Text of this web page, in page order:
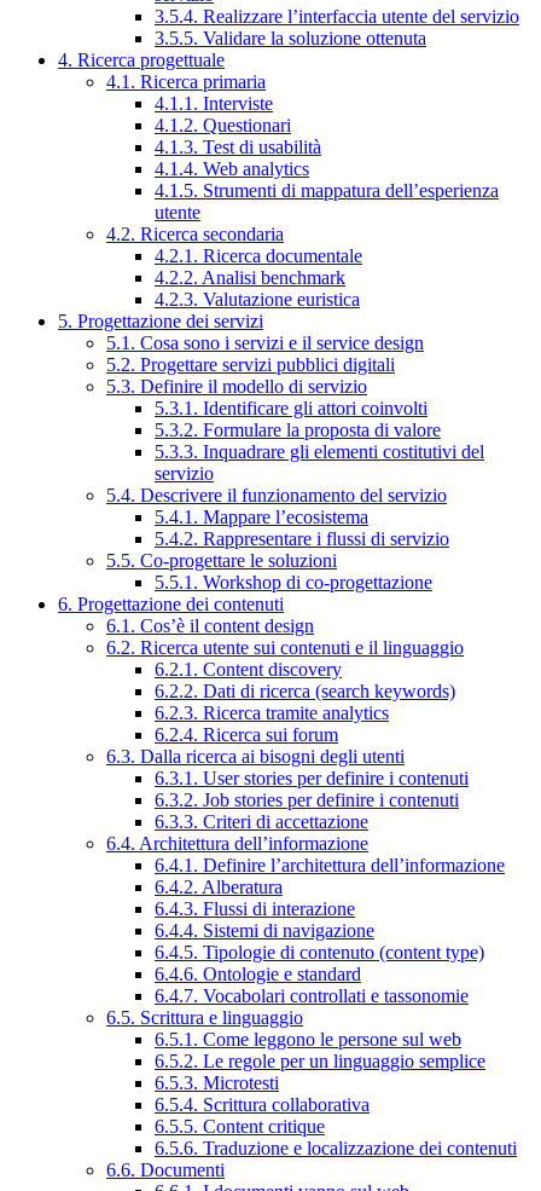
3.5.4. Realizzare l’interfaccia utente del servizio
3.5.5. Validare la soluzione ottenuta
4. Ricerca progettuale
4.1. Ricerca primaria
4.1.1. Interviste
4.1.2. Questionari
4.1.3. Test di usabilità
4.1.4. Web analytics
4.1.5. Strumenti di mappatura dell’esperienza
utente
4.2. Ricerca secondaria
4.2.1. Ricerca documentale
4.2.2. Analisi benchmark
4.2.3. Valutazione euristica
5. Progettazione dei servizi
5.1. Cosa sono i servizi e il service design
5.2. Progettare servizi pubblici digitali
5.3. Definire il modello di servizio
5.3.1. Identificare gli attori coinvolti
5.3.2. Formulare la proposta di valore
5.3.3. Inquadrare gli elementi costitutivi del
servizio
5.4. Descrivere il funzionamento del servizio
5.4.1. Mappare l’ecosistema
5.4.2. Rappresentare i flussi di servizio
5.5. Co-progettare le soluzioni
5.5.1. Workshop di co-progettazione
6. Progettazione dei contenuti
6.1. Cos’è il content design
6.2. Ricerca utente sui contenuti e il linguaggio
6.2.1. Content discovery
6.2.2. Dati di ricerca (search keywords)
6.2.3. Ricerca tramite analytics
6.2.4. Ricerca sui forum
6.3. Dalla ricerca ai bisogni degli utenti
6.3.1. User stories per definire i contenuti
6.3.2. Job stories per definire i contenuti
6.3.3. Criteri di accettazione
6.4. Architettura dell’informazione
6.4.1. Definire l’architettura dell’informazione
6.4.2. Alberatura
6.4.3. Flussi di interazione
6.4.4. Sistemi di navigazione
6.4.5. Tipologie di contenuto (content type)
6.4.6. Ontologie e standard
6.4.7. Vocabolari controllati e tassonomie
6.5. Scrittura e linguaggio
6.5.1. Come leggono le persone sul web
6.5.2. Le regole per un linguaggio semplice
6.5.3. Microtesti
6.5.4. Scrittura collaborativa
6.5.5. Content critique
6.5.6. Traduzione e localizzazione dei contenuti
6.6. Documenti